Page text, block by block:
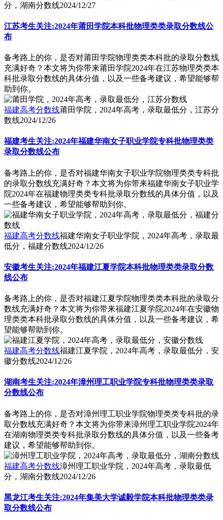
分，湖南分数线2024/12/27
江苏考生关注:2024年莆田学院本科批物理类类录取分数线公
布
备考路上的你，是否对莆田学院物理类类本科批的录取分数线
充满好奇？本文将为你带来莆田学院2024年在江苏物理类类本
科批录取分数线的具体分值，以及一些备考建议，希望能够帮
助到你。
福建高考分数线莆田学院，2024年高考，录取最低分，江苏分
数线2024/12/26
福建考生关注:2024年福建华南女子职业学院专科批物理类类
录取分数线公布
备考路上的你，是否对福建华南女子职业学院物理类类专科批
的录取分数线充满好奇？本文将为你带来福建华南女子职业学
院2024年在福建物理类类专科批录取分数线的具体分值，以及
一些备考建议，希望能够帮助到你。
福建高考分数线福建华南女子职业学院，2024年高考，录取最
低分，福建分数线2024/12/26
安徽考生关注:2024年福建江夏学院本科批物理类类录取分数
线公布
备考路上的你，是否对福建江夏学院物理类类本科批的录取分
数线充满好奇？本文将为你带来福建江夏学院2024年在安徽物
理类类本科批录取分数线的具体分值，以及一些备考建议，希
望能够帮助到你。
福建高考分数线福建江夏学院，2024年高考，录取最低分，安
徽分数线2024/12/26
湖南考生关注:2024年漳州理工职业学院专科批物理类类录取
分数线公布
备考路上的你，是否对漳州理工职业学院物理类类专科批的录
取分数线充满好奇？本文将为你带来漳州理工职业学院2024年
在湖南物理类类专科批录取分数线的具体分值，以及一些备考
建议，希望能够帮助到你。
福建高考分数线漳州理工职业学院，2024年高考，录取最低
分，湖南分数线2024/12/26
黑龙江考生关注:2024年集美大学诚毅学院本科批物理类类录
取分数线公布